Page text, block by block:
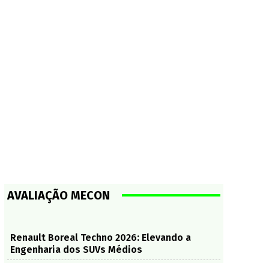
AVALIAÇÃO MECON
Renault Boreal Techno 2026: Elevando a
Engenharia dos SUVs Médios